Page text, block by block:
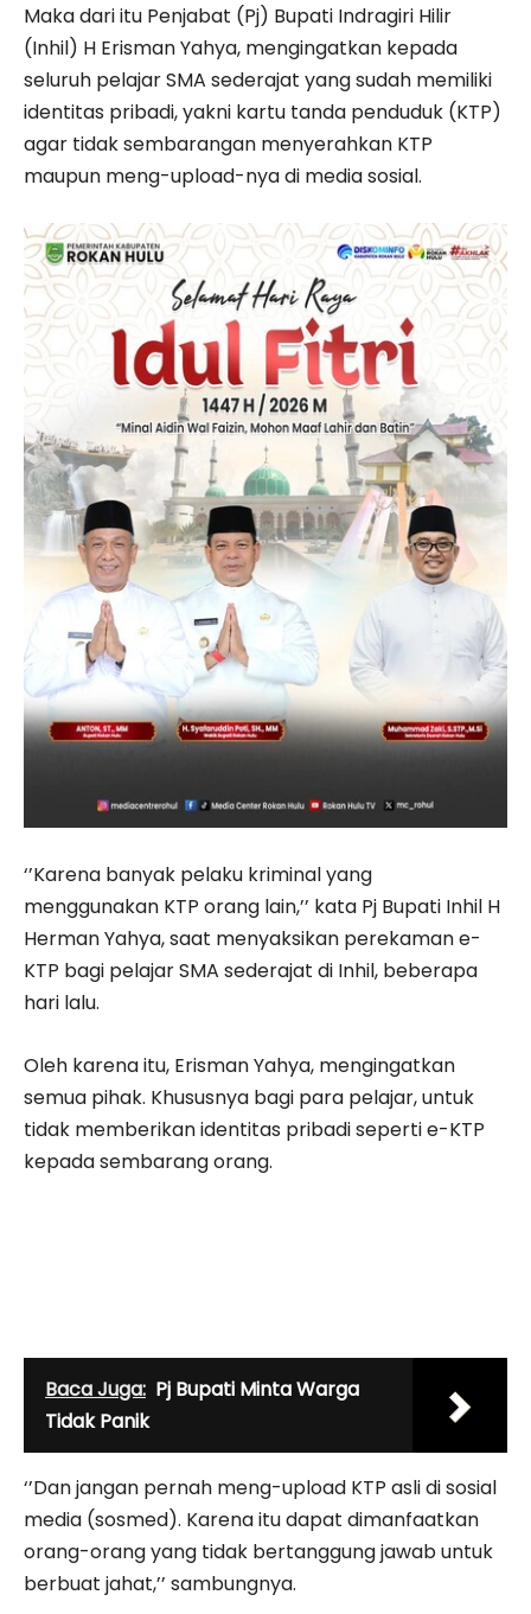
Maka dari itu Penjabat (Pj) Bupati Indragiri Hilir
(Inhil) H Erisman Yahya, mengingatkan kepada
seluruh pelajar SMA sederajat yang sudah memiliki
identitas pribadi, yakni kartu tanda penduduk (KTP)
agar tidak sembarangan menyerahkan KTP
maupun meng-upload-nya di media sosial.
‘’Karena banyak pelaku kriminal yang
menggunakan KTP orang lain,’’ kata Pj Bupati Inhil H
Herman Yahya, saat menyaksikan perekaman e-
KTP bagi pelajar SMA sederajat di Inhil, beberapa
hari lalu.
Oleh karena itu, Erisman Yahya, mengingatkan
semua pihak. Khususnya bagi para pelajar, untuk
tidak memberikan identitas pribadi seperti e-KTP
kepada sembarang orang.
Baca Juga: Pj Bupati Minta Warga
Tidak Panik
‘’Dan jangan pernah meng-upload KTP asli di sosial
media (sosmed). Karena itu dapat dimanfaatkan
orang-orang yang tidak bertanggung jawab untuk
berbuat jahat,’’ sambungnya.